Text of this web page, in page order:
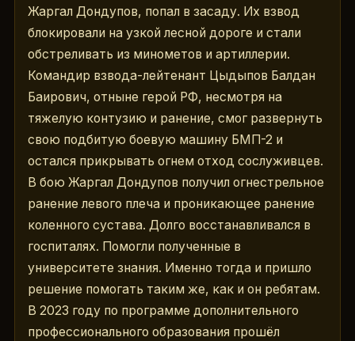
Жаргал Дондупов, попал в засаду. Их взвод
блокировали на узкой лесной дороге и стали
обстреливать из минометов и артиллерии.
Командир взвода-лейтенант Цыдыпов Балдан
Баирович, отныне герой РФ, несмотря на
тяжелую контузию и ранение, смог развернуть
свою подбитую боевую машину БМП-2 и
остался прикрывать огнем отход сослуживцев.
В бою Жаргал Дондупов получил огнестрельное
ранение левого плеча и проникающее ранение
коленного сустава. Долго восстанавливался в
госпиталях. Помогли полученные в
университете знания. Именно тогда и пришло
решение помогать таким же, как и он ребятам.
В 2023 году по программе дополнительного
профессионального образования прошёл